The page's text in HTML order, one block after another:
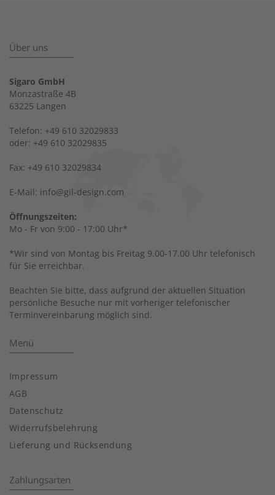
Über uns
Sigaro GmbH
Monzastraße 4B
63225 Langen
Telefon: +49 610 32029833
oder: +49 610 32029835
Fax: +49 610 32029834
E-Mail: info@gil-design.com
Öffnungszeiten:
Mo - Fr von 9:00 - 17:00 Uhr*
*Wir sind von Montag bis Freitag 9.00-17.00 Uhr telefonisch
für Sie erreichbar.
Beachten Sie bitte, dass aufgrund der aktuellen Situation
persönliche Besuche nur mit vorheriger telefonischer
Terminvereinbarung möglich sind.
Menü
Impressum
AGB
Datenschutz
Widerrufsbelehrung
Lieferung und Rücksendung
Zahlungsarten